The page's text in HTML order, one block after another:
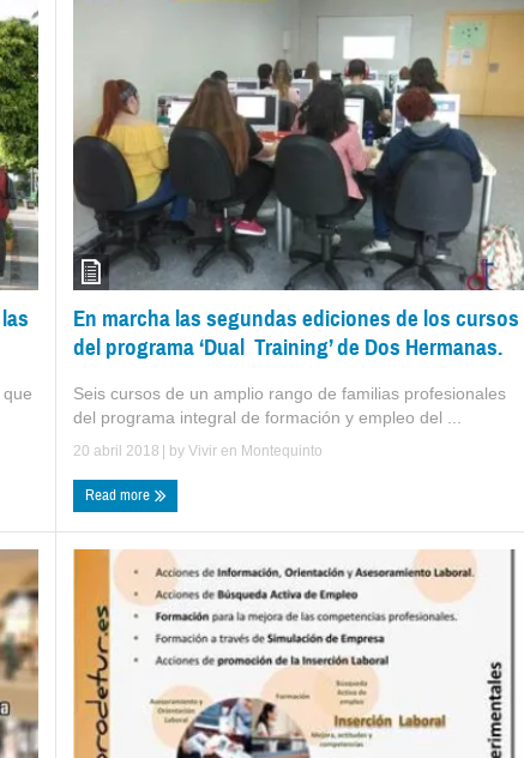
En marcha las segundas ediciones de los cursos
del programa ‘Dual Training’ de Dos Hermanas.
Seis cursos de un amplio rango de familias profesionales
del programa integral de formación y empleo del ...
20 abril 2018 | by Vivir en Montequinto
Read more